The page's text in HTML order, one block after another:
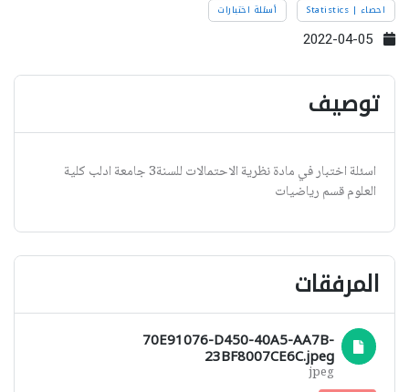
احصاء | Statistics أسئلة اختبارات
توصيف
اسئلة اختبار في مادة نظرية الاحتمالات للسنة3 جامعة ادلب كلية
العلوم قسم رياضيات
المرفقات
70E91076-D450-40A5-AA7B-
23BF8007CE6C.jpeg
jpeg